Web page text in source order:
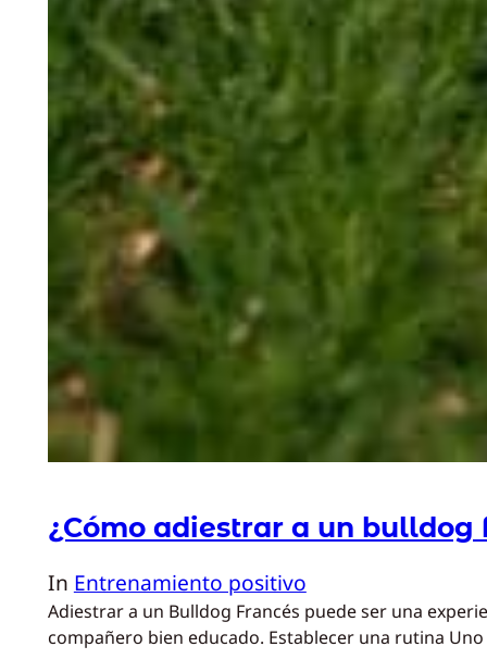
¿Cómo adiestrar a un bulldog
In Entrenamiento positivo
Adiestrar a un Bulldog Francés puede ser una
compañero bien educado. Establecer una rutina